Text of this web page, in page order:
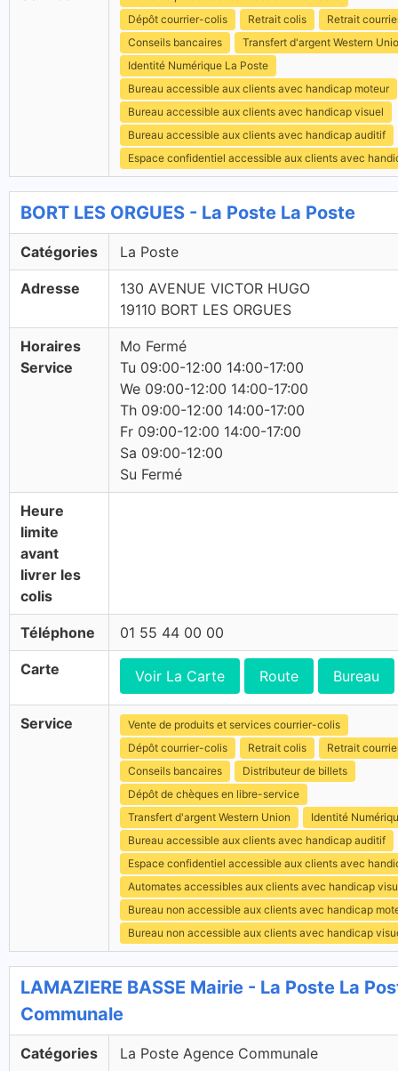
Dépôt courrier-colis
Retrait colis
Retrait
Conseils bancaires
Transfert d'argent Western
Identité Numérique La Poste
Bureau accessible aux clients avec handicap moteur
Bureau accessible aux clients avec handicap visuel
Bureau accessible aux clients avec handicap auditif
Espace confidentiel accessible aux clients avec
BORT LES ORGUES - La Poste La Poste
Catégories La Poste
Adresse
130 AVENUE VICTOR HUGO
19110 BORT LES ORGUES
Horaires
Service
Mo Fermé
Tu 09:00-12:00 14:00-17:00
We 09:00-12:00 14:00-17:00
Th 09:00-12:00 14:00-17:00
Fr 09:00-12:00 14:00-17:00
Sa 09:00-12:00
Su Fermé
Heure
limite
avant
livrer les
colis
Téléphone 01 55 44 00 00
Carte Voir La Carte Route Bureau
Service
Vente de produits et services courrier-colis
Dépôt courrier-colis
Retrait colis
Retrait
Conseils bancaires
Distributeur de billets
Dépôt de chèques en libre-service
Transfert d'argent Western Union
Identité
Bureau accessible aux clients avec handicap auditif
Espace confidentiel accessible aux clients avec
Automates accessibles aux clients avec handicap
Bureau non accessible aux clients avec handicap
Bureau non accessible aux clients avec handicap
LAMAZIERE BASSE Mairie - La Poste La
Communale
Catégories La Poste Agence Communale